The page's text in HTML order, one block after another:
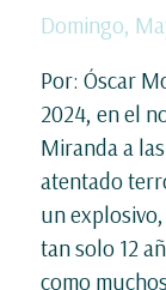
Domingo,
Por: Óscar
2024, en el
Miranda a
atentado
un
tan solo 12
como